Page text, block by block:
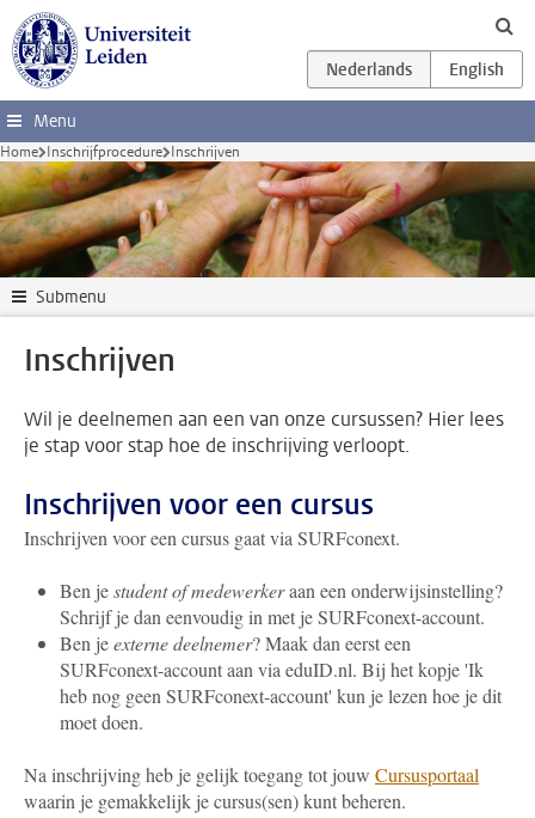
Ga direct naar de inhoud
Menu
Home Inschrijfprocedure Inschrijven
Submenu
Inschrijven
Wil je deelnemen aan een van onze cursussen? Hier lees
je stap voor stap hoe de inschrijving verloopt.
Inschrijven voor een cursus
Inschrijven voor een cursus gaat via SURFconext.
Ben jestudent of medewerkeraan een onderwijsinstelling?
Schrijf je dan eenvoudig in met je SURFconext-account.
Ben jeexterne deelnemer? Maak dan eerst een
SURFconext-account aan via eduID.nl. Bij het kopje 'Ik
heb nog geen SURFconext-account' kun je lezen hoe je dit
moet doen.
Na inschrijving heb je gelijk toegang tot jouw Cursusportaal
waarin je gemakkelijk je cursus(sen) kunt beheren.